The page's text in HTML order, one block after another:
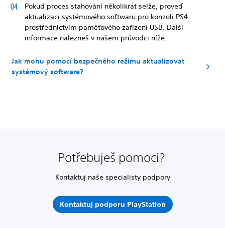
Pokud proces stahování několikrát selže, proveď
aktualizaci systémového softwaru pro konzoli PS4
prostřednictvím paměťového zařízení USB. Další
informace nalezneš v našem průvodci níže.
Jak mohu pomocí bezpečného režimu aktualizovat
systémový software?
Potřebuješ pomoci?
Kontaktuj naše specialisty podpory
Kontaktuj podporu PlayStation